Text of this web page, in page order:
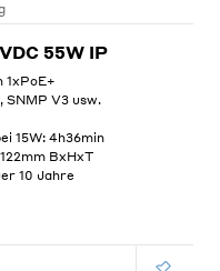
55W IP
1xPoE+
V3 usw.
15W: 4h36min
BxHxT
10 Jahre